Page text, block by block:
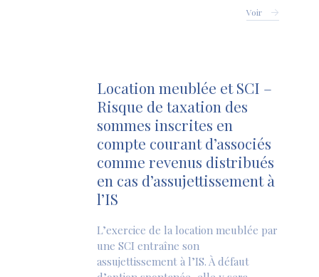
Voir
Location meublée et SCI –
Risque de taxation des
sommes inscrites en
compte courant d’associés
comme revenus distribués
en cas d’assujettissement à
l’IS
L’exercice de la location meublée par
une SCI entraîne son
assujettissement à l’IS. À défaut